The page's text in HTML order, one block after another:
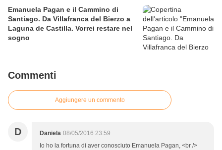
Emanuela Pagan e il Cammino di
Santiago. Da Villafranca del Bierzo a
Laguna de Castilla. Vorrei restare nel
sogno
Commenti
Aggiungere un commento
D Daniela 08/05/2016 23:59
Io ho la fortuna di aver conosciuto Emanuela Pagan, <br />